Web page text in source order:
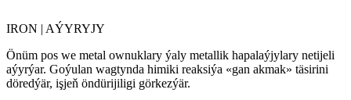
IRON | AÝYRYJY
Önüm pos we metal ownuklary ýaly metallik hapalaýjylary netijeli
aýyrýar. Goýulan wagtynda himiki reaksiýa «gan akmak» täsirini
döredýär, işjeň öndürijiligi görkezýär.